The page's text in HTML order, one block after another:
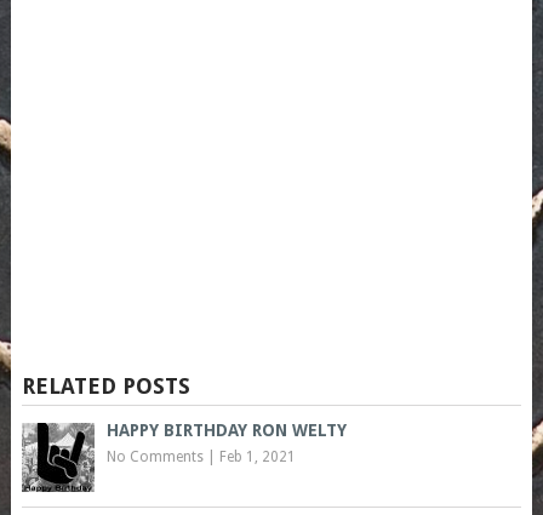
RELATED POSTS
HAPPY BIRTHDAY RON WELTY
No Comments| Feb 1, 2021